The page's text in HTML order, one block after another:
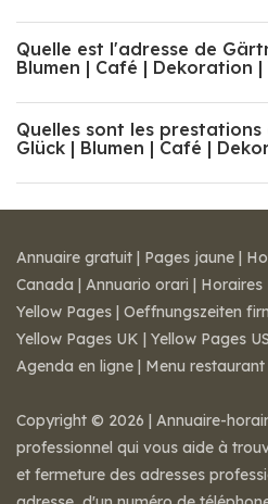
Quelle est l'adresse de
Blumen | Café | Dekoration |
Quelles sont les
Glück | Blumen | Café |
Annuaire gratuit | Pages jaune |
Canada | Annuario orari | Horaires
Yellow Pages | Oeffnungszeiten
Yellow Pages UK | Yellow Pages
Agenda en ligne | Menu restaurant
Copyright © 2026 | Annuaire-
professionnel qui vous aide à
et fermeture des adresses